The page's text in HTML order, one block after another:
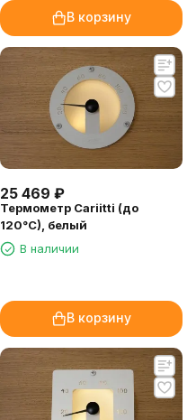
В корзину
25 469 ₽
Термометр Cariitti (до
120°C), белый
В наличии
В корзину